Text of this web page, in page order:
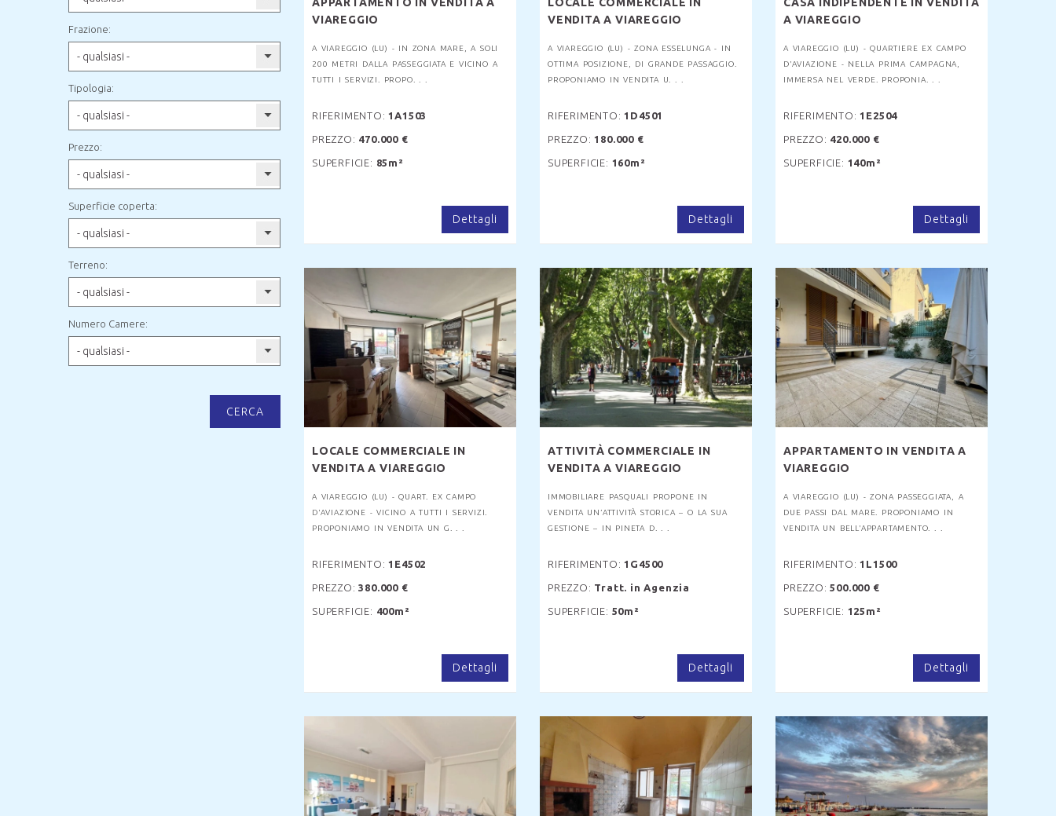
Frazione:
- qualsiasi -
Tipologia:
- qualsiasi -
Prezzo:
- qualsiasi -
Superficie coperta:
- qualsiasi -
Terreno:
- qualsiasi -
Numero Camere:
- qualsiasi -
CERCA
VIAREGGIO
A VIAREGGIO (LU) - IN ZONA MARE, A SOLI
200 METRI DALLA PASSEGGIATA E VICINO A
TUTTI I SERVIZI. PROPO. . .
RIFERIMENTO:1A1503
PREZZO: 470.000 €
SUPERFICIE: 85m²
Dettagli
VENDITA A VIAREGGIO
A VIAREGGIO (LU) - ZONA ESSELUNGA - IN
OTTIMA POSIZIONE, DI GRANDE PASSAGGIO.
PROPONIAMO IN VENDITA U. . .
RIFERIMENTO:1D4501
PREZZO:180.000 €
SUPERFICIE: 160m²
Dettagli
A VIAREGGIO
A VIAREGGIO (LU) - QUARTIERE EX CAMPO
D'AVIAZIONE - NELLA PRIMA CAMPAGNA,
IMMERSA NEL VERDE. PROPONIA. . .
RIFERIMENTO:1E2504
PREZZO: 420.000 €
SUPERFICIE: 140m²
Dettagli
LOCALE COMMERCIALE IN
VENDITA A VIAREGGIO
A VIAREGGIO (LU) - QUART. EX CAMPO
D'AVIAZIONE - VICINO A TUTTI I SERVIZI.
PROPONIAMO IN VENDITA UN G. . .
RIFERIMENTO:1E4502
PREZZO:380.000 €
SUPERFICIE: 400m²
Dettagli
ATTIVITÀ COMMERCIALE IN
VENDITA A VIAREGGIO
IMMOBILIARE PASQUALI PROPONE IN
VENDITA UN’ATTIVITÀ STORICA – O LA SUA
GESTIONE – IN PINETA D. . .
RIFERIMENTO:1G4500
PREZZO: Tratt. in Agenzia
SUPERFICIE: 50m²
Dettagli
APPARTAMENTO IN VENDITA A
VIAREGGIO
A VIAREGGIO (LU) - ZONA PASSEGGIATA, A
DUE PASSI DAL MARE. PROPONIAMO IN
VENDITA UN BELL'APPARTAMENTO. . .
RIFERIMENTO:1L1500
PREZZO:500.000 €
SUPERFICIE: 125m²
Dettagli